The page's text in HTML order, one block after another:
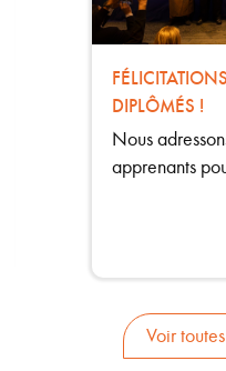
DIPLÔMÉS !
Nous
apprenants
Voir